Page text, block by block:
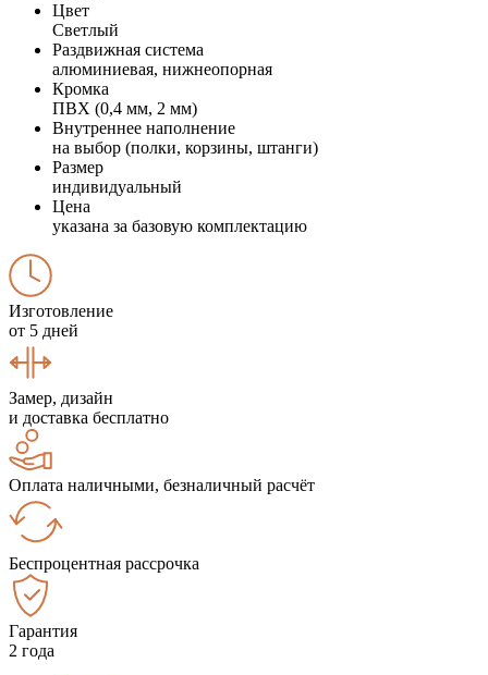
Цвет
Светлый
Раздвижная система
алюминиевая, нижнеопорная
Кромка
ПВХ (0,4 мм, 2 мм)
Внутреннее наполнение
на выбор (полки, корзины, штанги)
Размер
индивидуальный
Цена
указана за базовую комплектацию
Изготовление
от 5 дней
Замер, дизайн
и доставка бесплатно
Оплата наличными, безналичный расчёт
Беспроцентная рассрочка
Гарантия
2 года